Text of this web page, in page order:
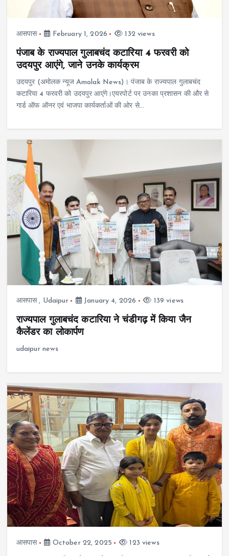
आसपास February 1, 2026 132 views
पंजाब के राज्यपाल गुलाबचंद कटारिया 4 फरवरी को
उदयपुर आएंगे, जाने उनके कार्यक्रम
उदयपुर (अमोलक न्यूज Amolak News)। पंजाब के राज्यपाल गुलाबचंद
कटारिया 4 फरवरी को उदयपुर आएंगे।एयरपोर्ट पर उनका प्रशासन की और से
गार्ड ऑफ ऑनर एवं भाजपा कार्यकर्ताओं की ओर से…
आसपास, Udaipur January 4, 2026 139 views
राज्यपाल गुलाबचंद कटारिया ने चंडीगढ़ में किया जैन
कैलेंडर का लोकार्पण
udaipur news
आसपास October 22, 2025 123 views